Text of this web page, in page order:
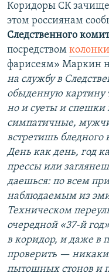
Коридоры СК
этом россиянам
Следственного
посредством
фарисеям» Маркин
на службу в
обыденную картину
но и суеты и спешки
симпатичные,
встретишь бледного
День как день, год
прессы или
даешься: по всем
наблюдаемым из
Техническом
очередной «37-й
в коридор, и даже в
проверить —
пытошных стонов и